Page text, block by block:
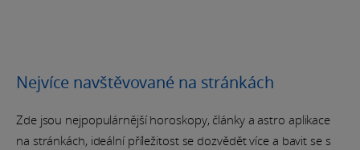
Nejvíce navštěvované na stránkách
Zde jsou nejpopulárnější horoskopy, články a astro aplikace
na stránkách, ideální příležitost se dozvědět více a bavit se s